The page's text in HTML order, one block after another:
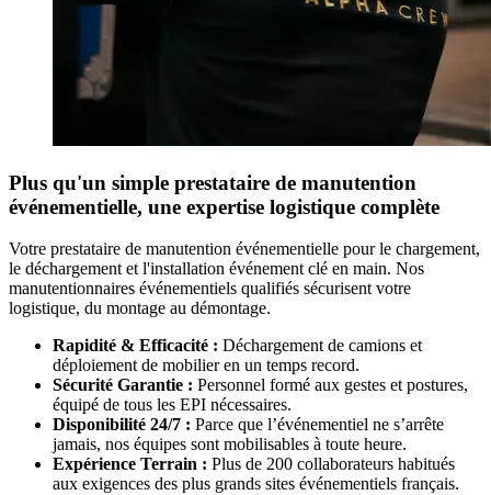
Plus qu'un simple prestataire de manutention
événementielle, une expertise logistique complète
Votre prestataire de manutention événementielle pour le chargement,
le déchargement et l'installation événement clé en main. Nos
manutentionnaires événementiels qualifiés sécurisent votre
logistique, du montage au démontage.
Rapidité & Efficacité : Déchargement de camions et
déploiement de mobilier en un temps record.
Sécurité Garantie : Personnel formé aux gestes et postures,
équipé de tous les EPI nécessaires.
Disponibilité 24/7 : Parce que l’événementiel ne s’arrête
jamais, nos équipes sont mobilisables à toute heure.
Expérience Terrain : Plus de 200 collaborateurs habitués
aux exigences des plus grands sites événementiels français.